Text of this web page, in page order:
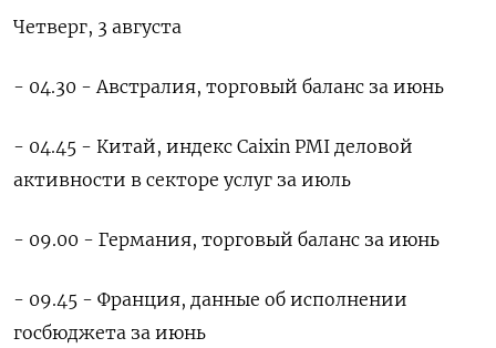
Четверг, 3 августа
- 04.30 - Австралия, торговый баланс за июнь
- 04.45 - Китай, индекс Caixin PMI деловой
активности в секторе услуг за июль
- 09.00 - Германия, торговый баланс за июнь
- 09.45 - Франция, данные об исполнении
госбюджета за июнь